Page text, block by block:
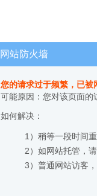
网站防火墙
您的请求过于频繁，已被
可能原因：您对该页面的
如何解决：
1）稍等一段时间重
2）如网站托管，
3）普通网站访客